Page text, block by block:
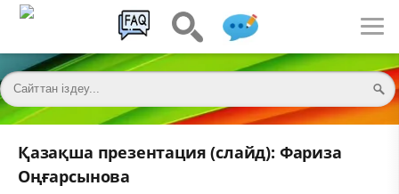
Қазақша презентация (слайд): Фариза
Оңғарсынова